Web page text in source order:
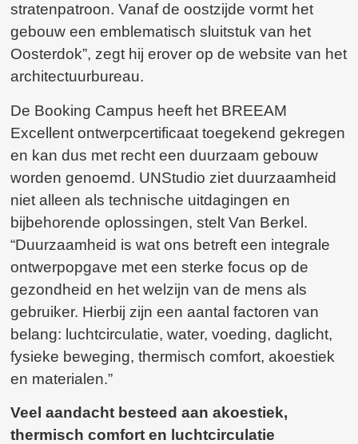
stratenpatroon. Vanaf de oostzijde vormt het
gebouw een emblematisch sluitstuk van het
Oosterdok”, zegt hij erover op de website van het
architectuurbureau.
De Booking Campus heeft het BREEAM
Excellent ontwerpcertificaat toegekend gekregen
en kan dus met recht een duurzaam gebouw
worden genoemd. UNStudio ziet duurzaamheid
niet alleen als technische uitdagingen en
bijbehorende oplossingen, stelt Van Berkel.
“Duurzaamheid is wat ons betreft een integrale
ontwerpopgave met een sterke focus op de
gezondheid en het welzijn van de mens als
gebruiker. Hierbij zijn een aantal factoren van
belang: luchtcirculatie, water, voeding, daglicht,
fysieke beweging, thermisch comfort, akoestiek
en materialen.”
Veel aandacht besteed aan akoestiek,
thermisch comfort en luchtcirculatie